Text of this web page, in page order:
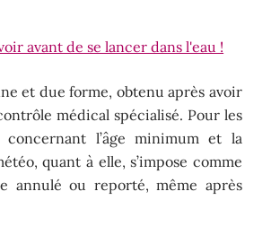
avant de se lancer dans l'eau !
et due forme, obtenu après avoir
médical spécialisé. Pour les
concernant l’âge minimum et la
quant à elle, s’impose comme
ou reporté, même après